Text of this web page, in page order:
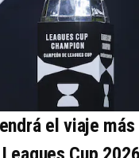
el viaje